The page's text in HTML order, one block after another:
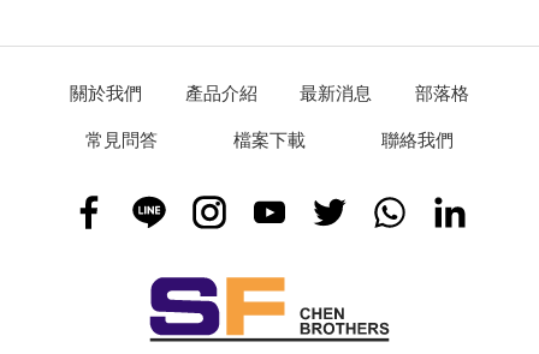
關於我們 產品介紹 最新消息 部落格
常見問答 檔案下載 聯絡我們